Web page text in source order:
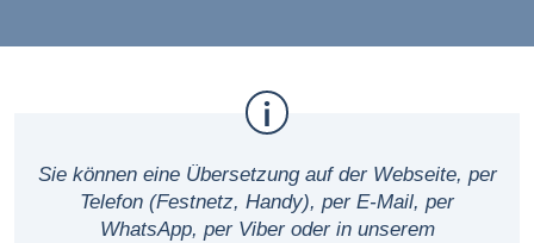
Sie können eine Übersetzung auf der Webseite, per
Telefon (Festnetz, Handy), per E-Mail, per
WhatsApp, per Viber oder in unserem